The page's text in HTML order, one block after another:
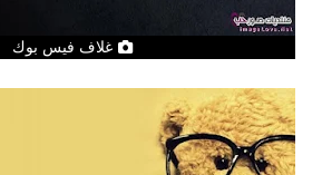
غلاف فيس بوك